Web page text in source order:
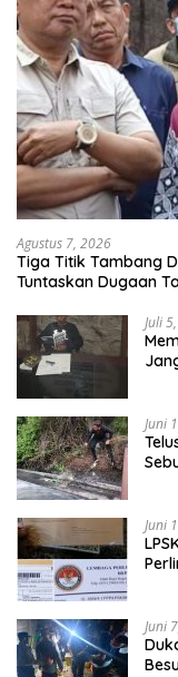
Agustus 7, 2026
Tiga Titik Tambang
Tuntaskan Dugaan
Juli
Juni
Juni
Juni